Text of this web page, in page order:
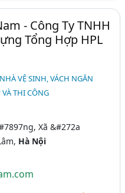
- Công Ty TNHH
Tổng Hợp HPL
VỆ SINH, VÁCH NGĂN
VÀ THI CÔNG
Xã &#272a
Hà Nội